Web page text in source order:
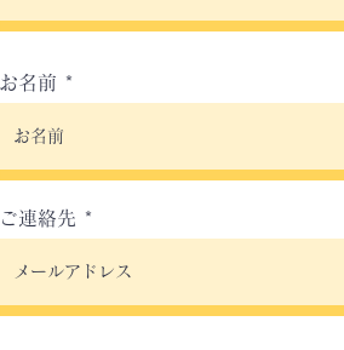
お名前
ご連絡先